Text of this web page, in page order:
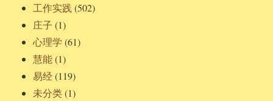
工作实践 (502)
庄子 (1)
心理学 (61)
慧能(1)
易经(119)
未分类(1)